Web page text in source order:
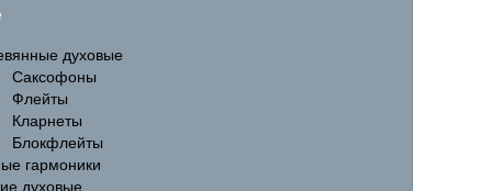
духовые
Саксофоны
Флейты
Кларнеты
Блокфлейты
гармоники
духовые